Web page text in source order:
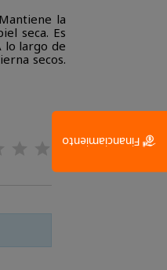
la
seca. Es
lo largo de
secos.
Financiamiento